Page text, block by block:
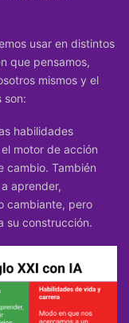
usar en distintos
que pensamos,
mismos y el
son:
habilidades
motor de acción
cambio. También
aprender,
cambiante, pero
su construcción.